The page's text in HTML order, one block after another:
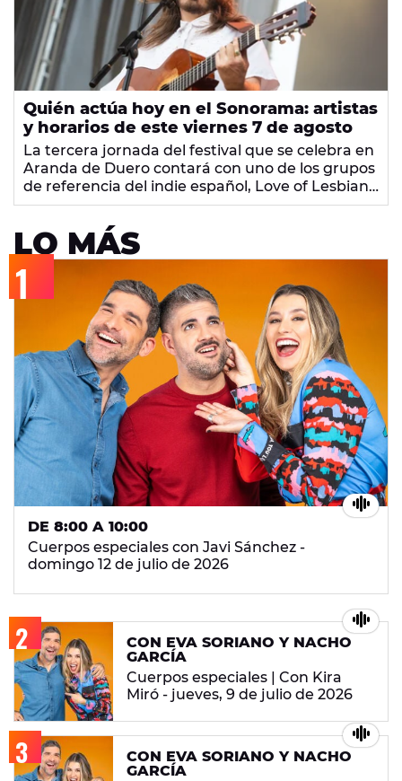
Quién actúa hoy en el Sonorama: artistas
y horarios de este viernes 7 de agosto
La tercera jornada del festival que se celebra en
Aranda de Duero contará con uno de los grupos
de referencia del indie español, Love of Lesbian,
y algunas de las voces que están tomando el
relevo, como Niña Polaca o Depresión Sonora.
Además Coti, Soleá Morente o Lucho RK se
suman al cartel de casi 50 directos previstos
para este viernes.
LO MÁS
DE 8:00 A 10:00
Cuerpos especiales con Javi Sánchez -
domingo 12 de julio de 2026
CON EVA SORIANO Y NACHO
GARCÍA
Cuerpos especiales | Con Kira
Miró - jueves, 9 de julio de 2026
CON EVA SORIANO Y NACHO
GARCÍA